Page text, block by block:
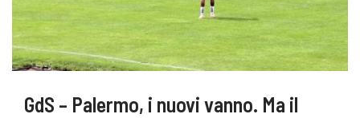
GdS – Palermo, i nuovi vanno. Ma il